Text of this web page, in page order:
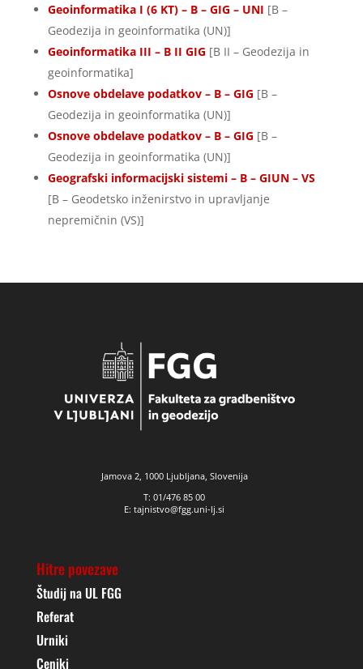
Geoinformatika I (6 KT) – B – GIG – UNI [B –
Geodezija in geoinformatika (UN)]
Geoinformatika III – B II GIG [B II – Geodezija in
geoinformatika]
Osnove obdelave podatkov – B – GIG [B –
Geodezija in geoinformatika (UN)]
Osnove obdelave podatkov – B – GIG [B –
Geodezija in geoinformatika (UN)]
Geografski informacijski sistemi – B – GIUN – VS
[B – Geodetsko inženirstvo in upravljanje
nepremičnin (VS)]
Jamova 2, 1000 Ljubljana, Slovenija
T: 01/476 85 00
E: tajnistvo@fgg.uni-lj.si
Hitre povezave
Študij na UL FGG
Referat
Urniki
Ceniki